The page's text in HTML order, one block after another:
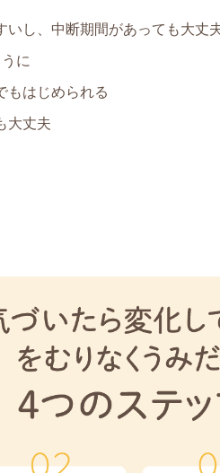
いし、中断期間があっても大丈
に
もはじめられる
大丈夫